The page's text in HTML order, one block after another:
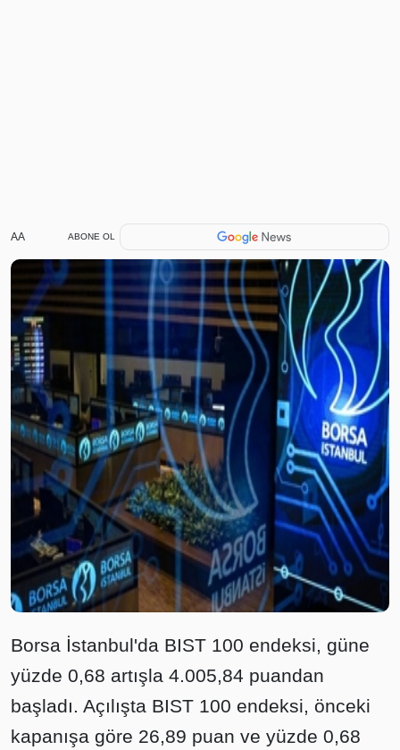
AA ABONE OL
Borsa İstanbul'da BIST 100 endeksi, güne
yüzde 0,68 artışla 4.005,84 puandan
başladı. Açılışta BIST 100 endeksi, önceki
kapanışa göre 26,89 puan ve yüzde 0,68